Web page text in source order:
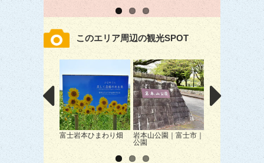
富士市｜カレー
このエリア周辺の観光SPOT
富士岩本ひまわり畑
岩本山公園｜富士市｜
公園
ふじさん紙と灯
ージェント｜富
イベント